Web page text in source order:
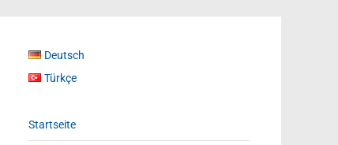
Deutsch
Türkçe
Startseite